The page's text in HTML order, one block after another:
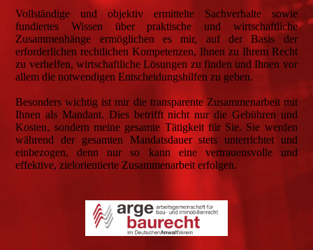
Vollständige und objektiv ermittelte Sachverhalte sowie
fundiertes Wissen über praktische und wirtschaftliche
Zusammenhänge ermöglichen es mir, auf der Basis der
erforderlichen rechtlichen Kompetenzen, Ihnen zu Ihrem Recht
zu verhelfen, wirtschaftliche Lösungen zu finden und Ihnen vor
allem die notwendigen Entscheidungshilfen zu geben.
Besonders wichtig ist mir die transparente Zusammenarbeit mit
Ihnen als Mandant. Dies betrifft nicht nur die Gebühren und
Kosten, sondern meine gesamte Tätigkeit für Sie. Sie werden
während der gesamten Mandatsdauer stets unterrichtet und
einbezogen, denn nur so kann eine vertrauensvolle und
effektive, zielorientierte Zusammenarbeit erfolgen.